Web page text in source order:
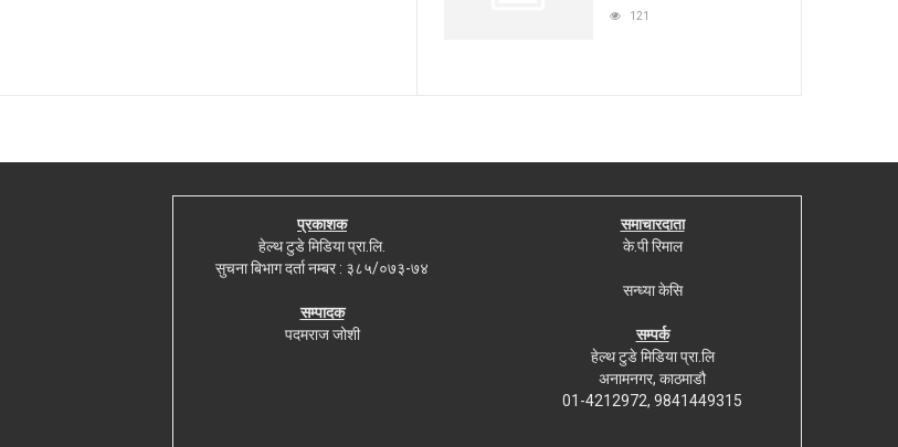
121
प्रकाशक
हेल्थ टुडे मिडिया प्रा.लि.
सुचना बिभाग दर्ता नम्बर : ३८५/०७३-७४
सम्पादक
पदमराज जोशी
समाचारदाता
के.पी रिमाल
सन्ध्या केसि
सम्पर्क
हेल्थ टुडे मिडिया प्रा.लि
अनामनगर, काठमाडौ
01-4212972, 9841449315